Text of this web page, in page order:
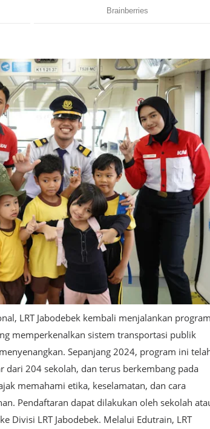
LRT Jabodebek kembali menjalankan
memperkenalkan sistem transportasi publik
Sepanjang 2024, program ini
dari 204 sekolah, dan terus berkembang pada
memahami etika, keselamatan, dan cara
Pendaftaran dapat dilakukan oleh sekolah
Divisi LRT Jabodebek. Melalui Edutrain, LRT